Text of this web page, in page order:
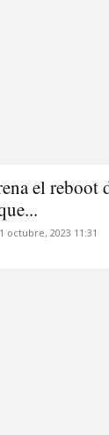
el reboot
octubre, 2023 11:31